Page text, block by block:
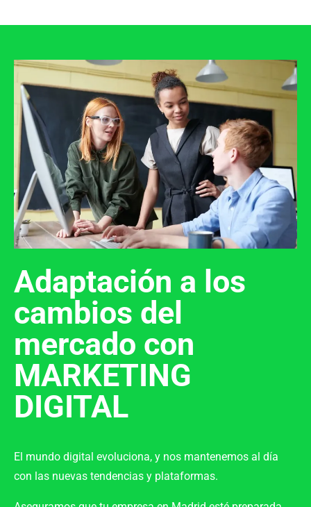
Adaptación a los
cambios del
mercado con
MARKETING
DIGITAL
El mundo digital evoluciona, y nos mantenemos al día
con las nuevas tendencias y plataformas.